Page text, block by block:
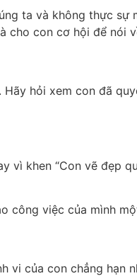
ta và không thực
cho con cơ hội để nói
hỏi xem con đã
khen “Con vẽ đẹp
công việc của mình
vi của con chẳng hạn